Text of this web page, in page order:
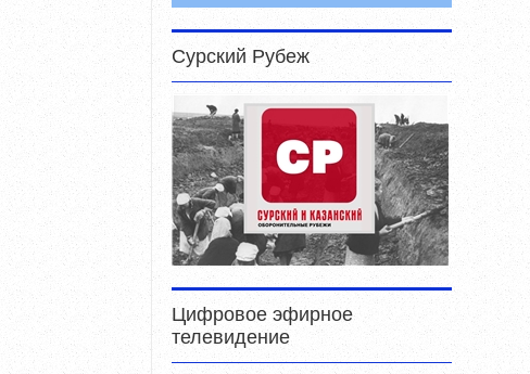
Сурский Рубеж
Цифровое эфирное
телевидение